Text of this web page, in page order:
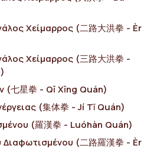
Χείμαρρος (二路大洪拳 - Èr
Χείμαρρος (三路大洪拳 -
(七星拳 - Qī Xīng Quán)
(集体拳 - Jí Tǐ Quán)
(羅漢拳 - Luóhàn Quán)
(二路羅漢拳 - Èr